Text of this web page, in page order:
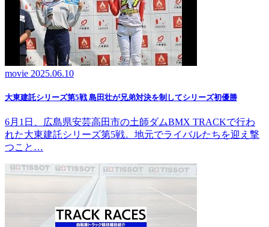
movie 2025.06.10
大東建託シリーズ第5戦 島田壮が兄弟対決を制してシリーズ初優勝
6月1日、広島県安芸高田市の土師ダムBMX TRACKで行わ
れた大東建託シリーズ第5戦。地元でライバルたちを迎え撃
つこと…